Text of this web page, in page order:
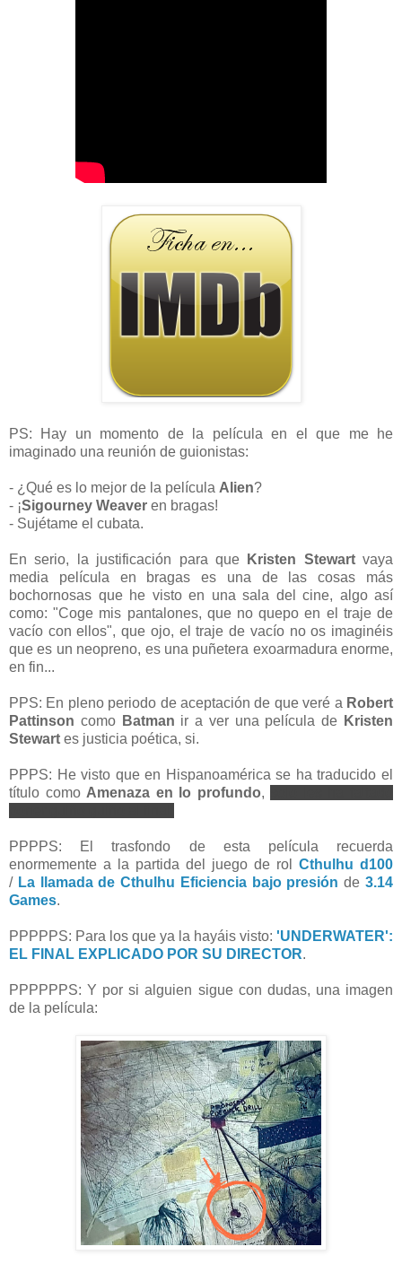
PS: Hay un momento de la película en el que me he
imaginado una reunión de guionistas:
- ¿Qué es lo mejor de la película Alien?
- ¡Sigourney Weaver en bragas!
- Sujétame el cubata.
En serio, la justificación para que Kristen Stewartvaya
media película en bragas es una de las cosas más
bochornosas que he visto en una sala del cine, algo así
como: "Coge mis pantalones, que no quepo en el traje de
vacío con ellos", que ojo, el traje de vacío no os imaginéis
que es un neopreno, es una puñetera exoarmadura enorme,
en fin...
PPS: En pleno periodo de aceptación de que veré a Robert
Pattinson como Batman ir a ver una película de Kristen
Stewart es justicia poética, si.
PPPS: He visto que en Hispanoamérica se ha traducido el
título como Amenaza en lo profundo,
PPPPS: El trasfondo de esta película recuerda
enormemente a la partida del juego de rol Cthulhu d100
/ La llamada de Cthulhu Eficiencia bajo presión de3.14
Games.
PPPPPS: Para los que ya la hayáis visto: 'UNDERWATER':
EL FINAL EXPLICADO POR SU DIRECTOR.
PPPPPPS: Y por si alguien sigue con dudas, una imagen
de la película: